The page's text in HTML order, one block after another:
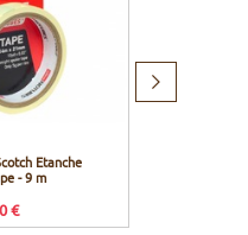
Etanche
- 9 m
€
Produit